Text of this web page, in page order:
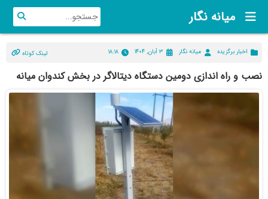
میانه نگار
اخبار برگزیده میانه نگار ۳ آبان, ۱۴۰۴ ۱۸:۱۸ لینک کوتاه
نصب و راه اندازی دومین دستگاه دیتالاگر در بخش کندوان میانه